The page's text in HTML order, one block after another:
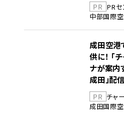
PR PRセ
中部国際
成田空港
供に！ 「
ナが案内
成田」配
PR チャ
成田国際